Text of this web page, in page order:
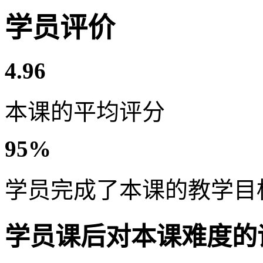
学员评价
4.96
本课的平均评分
95%
学员完成了本课的教学目
学员课后对本课难度